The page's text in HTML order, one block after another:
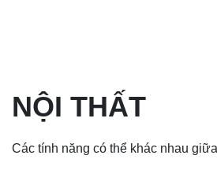
NỘI THẤT
Các tính năng có thể khác nhau